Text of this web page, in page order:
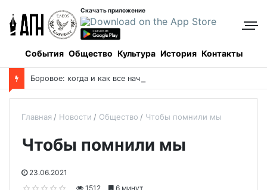
Скачать приложение
События Общество Культура История Контакты
Боровое: когда и как все начиналось, и кто все начинал
Главная Новости Общество Чтобы помнили мы
Чтобы помнили мы
23.06.2021
1512
6 минут